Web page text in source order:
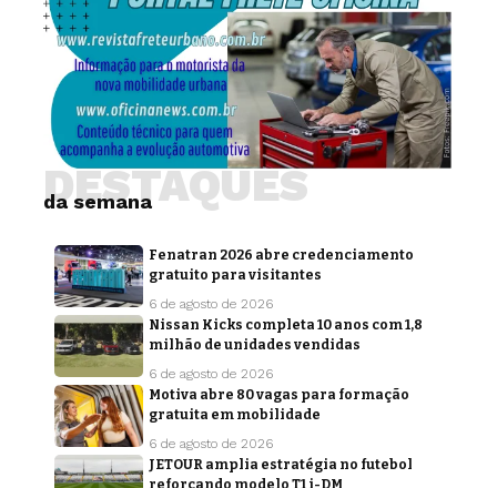
da semana
DESTAQUES
Fenatran 2026 abre credenciamento
gratuito para visitantes
6 de agosto de 2026
Nissan Kicks completa 10 anos com 1,8
milhão de unidades vendidas
6 de agosto de 2026
Motiva abre 80 vagas para formação
gratuita em mobilidade
6 de agosto de 2026
JETOUR amplia estratégia no futebol
reforçando modelo T1 i-DM